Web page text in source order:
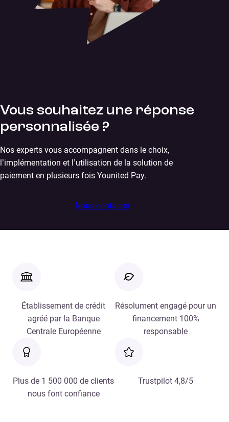
Vous souhaitez une réponse
personnalisée ?
Nos experts vous accompagnent dans le choix,
l’implémentation et l’utilisation de la solution de
paiement en plusieurs fois Younited Pay.
Nous contacter
Établissement de crédit
agréé par la Banque
Centrale Européenne
Résolument engagé pour un
financement 100%
responsable
Plus de 1 500 000 de clients
nous font confiance
Trustpilot 4,8/5